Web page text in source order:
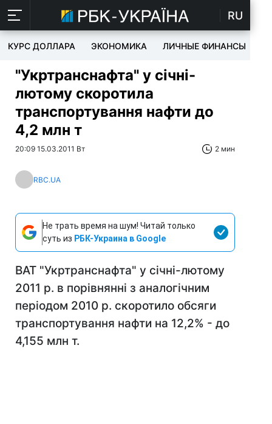
RU
КУРС ДОЛЛАРА ЭКОНОМИКА ЛИЧНЫЕ ФИНАНСЫ
"Укртранснафта" у січні-
лютому скоротила
транспортування нафти до
4,2 млн т
20:09 15.03.2011 Вт 2 мин
RBC.UA
Не трать время на шум! Читай только
суть из РБК-Украина в Google
ВАТ "Укртранснафта" у січні-лютому
2011 р. в порівнянні з аналогічним
періодом 2010 р. скоротило обсяги
транспортування нафти на 12,2% - до
4,155 млн т.